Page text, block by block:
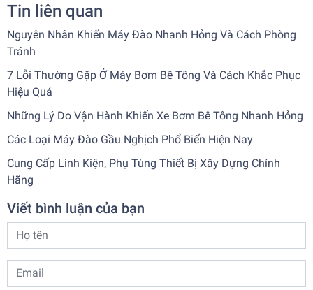
Tin liên quan
Nguyên Nhân Khiến Máy Đào Nhanh Hỏng Và Cách Phòng
Tránh
7 Lỗi Thường Gặp Ở Máy Bơm Bê Tông Và Cách Khắc Phục
Hiệu Quả
Những Lý Do Vận Hành Khiến Xe Bơm Bê Tông Nhanh Hỏng
Các Loại Máy Đào Gầu Nghịch Phổ Biến Hiện Nay
Cung Cấp Linh Kiện, Phụ Tùng Thiết Bị Xây Dựng Chính
Hãng
Viết bình luận của bạn